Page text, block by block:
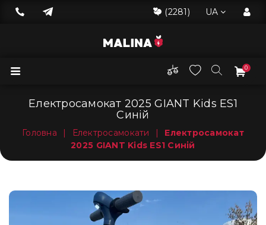
(2281) UA
0
Електросамокат 2025 GIANT Kids ES1
Синій
Головна | Електросамокати |
Електросамокат
2025 GIANT Kids ES1 Синій